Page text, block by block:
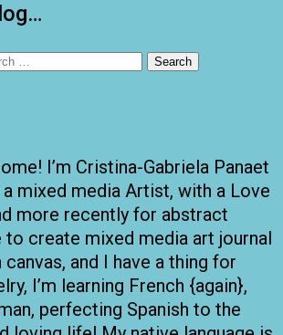
I’m Cristina-Gabriela Panaet
mixed media Artist, with a Love
more recently for abstract
to create mixed media art journal
and I have a thing for
I’m learning French {again},
perfecting Spanish to the